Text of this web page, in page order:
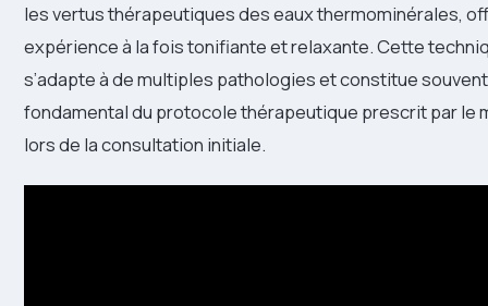
les vertus thérapeutiques des eaux thermominérales,
expérience à la fois tonifiante et relaxante. Cette
s’adapte à de multiples pathologies et constitue
fondamental du protocole thérapeutique prescrit par le
lors de la consultation initiale.